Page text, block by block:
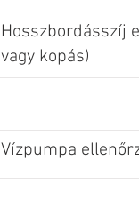
Hosszbordásszíj
vagy kopás)
Vízpumpa